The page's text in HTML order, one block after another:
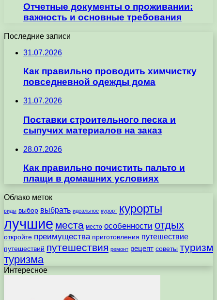
Отчетные документы о проживании:
важность и основные требования
Последние записи
31.07.2026
Как правильно проводить химчистку
повседневной одежды дома
31.07.2026
Поставки строительного песка и
сыпучих материалов на заказ
28.07.2026
Как правильно почистить пальто и
плащи в домашних условиях
Облако меток
виды выбор выбрать идеальное курорт курорты
лучшие места место особенности отдых
откройте преимущества приготовления путешествие
путешествий путешествия ремонт рецепт советы туризм
туризма
Интересное